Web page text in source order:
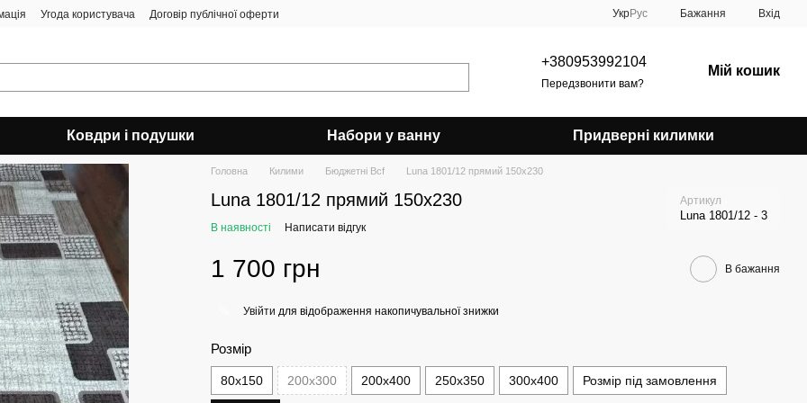
Угода користувача Договір публічної оферти УкрРус Бажання Вхід
+380953992104
Передзвонити вам?
Мій кошик
Ковдри і подушки Набори у ванну Придверні килимки
Головна Килими Бюджетні Bcf Luna 1801/12 прямий 150х230
Luna 1801/12 прямий 150х230 Артикул
Luna 1801/12 - 3
В наявності Написати відгук
1 700 грн В бажання
Увійти для відображення накопичувальної знижки
Розмір
80х150 200х300 200х400 250х350 300х400 Розмір під замовлення